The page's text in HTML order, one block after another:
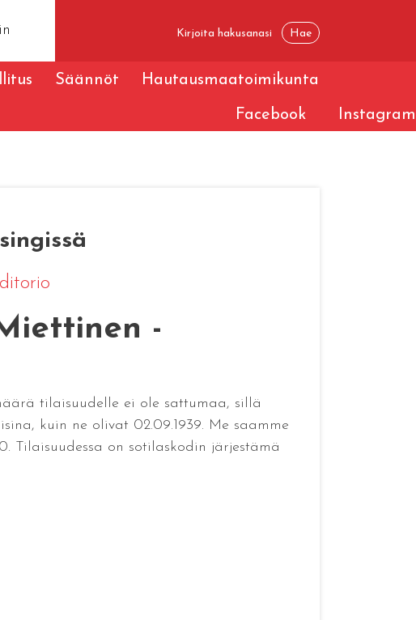
Säännöt Hautausmaatoimikunta
Facebook Instagram
-
tilaisuudelle ei ole sattumaa, sillä
kuin ne olivat 02.09.1939. Me saamme
Tilaisuudessa on sotilaskodin järjestämä